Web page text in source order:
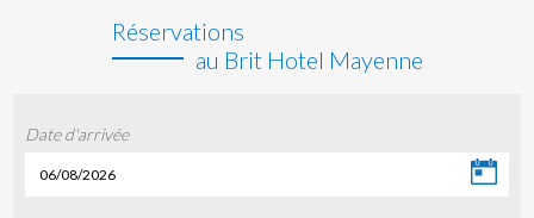
Réservations
au Brit Hotel Mayenne
Date d'arrivée
06/08/2026